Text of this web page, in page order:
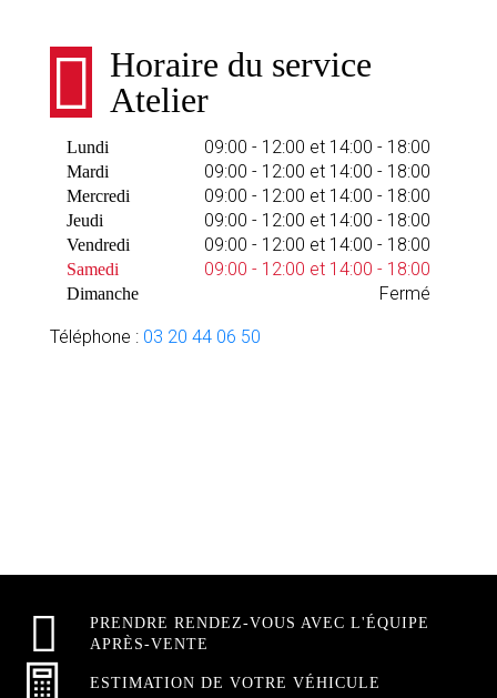
Horaire du service
Atelier
Lundi 09:00 - 12:00 et 14:00 - 18:00
Mardi 09:00 - 12:00 et 14:00 - 18:00
Mercredi 09:00 - 12:00 et 14:00 - 18:00
Jeudi 09:00 - 12:00 et 14:00 - 18:00
Vendredi 09:00 - 12:00 et 14:00 - 18:00
Samedi 09:00 - 12:00 et 14:00 - 18:00
Dimanche Fermé
Téléphone : 03 20 44 06 50
PRENDRE RENDEZ-VOUS AVEC L'ÉQUIPE
APRÈS-VENTE
ESTIMATION DE VOTRE VÉHICULE